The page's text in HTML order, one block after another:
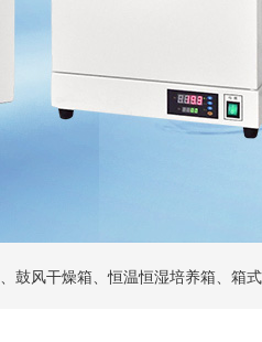
鼓风干燥箱、恒温恒湿培养箱、箱